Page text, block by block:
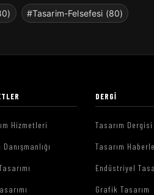
#Tasarim-Felsefesi (80)
Hizmetleri
DERGI
Tasarım Dergisi
Tasarım
Endüstriyel
Grafik Tasarım